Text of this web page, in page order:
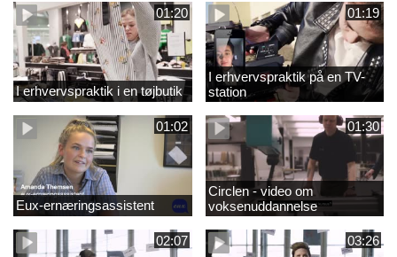
01:20
I erhvervspraktik i en tøjbutik
01:19
I erhvervspraktik på en TV-
station
01:02
Eux-ernæringsassistent
01:30
Circlen - video om
voksenuddannelse
02:07 03:26